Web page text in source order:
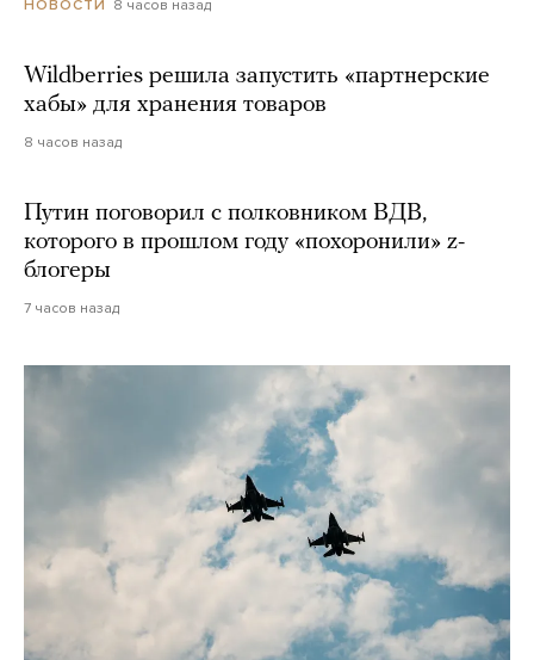
НОВОСТИ 8 часов назад
Wildberries решила запустить «партнерские
хабы» для хранения товаров
8 часов назад
Путин поговорил с полковником ВДВ,
которого в прошлом году «похоронили» z-
блогеры
7 часов назад